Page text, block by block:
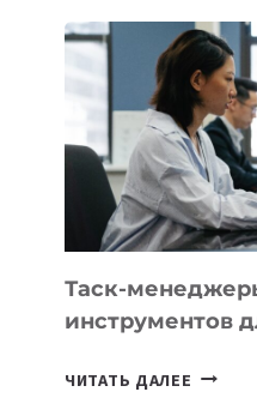
VELOCITY
BY
MOST
—
ДЛЯ
Таск-
инструментов
ЧИТАТЬ ДАЛЕЕ ТАСК-